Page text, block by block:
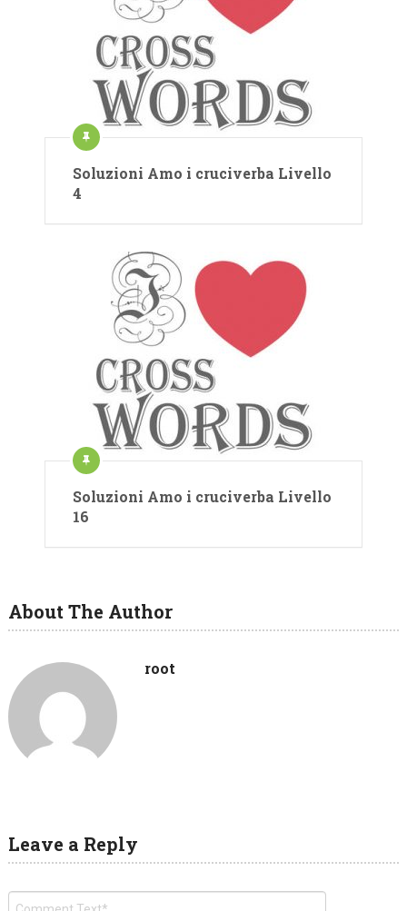
Soluzioni Amo i cruciverba Livello
4
Soluzioni Amo i cruciverba Livello
16
About The Author
root
Leave a Reply